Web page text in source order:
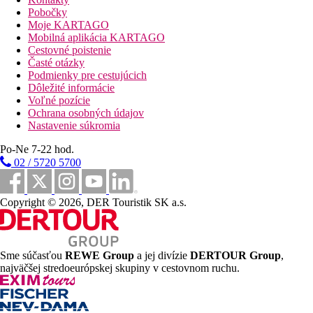
Ďalšie informácie:
Prijímame tieto platobné metódy: Euro/Master. Určité služby,
vybavenie či aktivity môžu byť ďalej spoplatnené.
Mestská/turistická daň sa platí na mieste.
Vzdialenosti
22 km
Vzdialenosť od najbližšieho letiska
800 m
Vzdialenosť k pláži
Pláž
Druh pláže
bazény
Ležadlá při bazéne
Slnečníky při bazéne
Pobočky
Moje KARTAGO
Mobilná aplikácia KARTAGO
Cestovné poistenie
Časté otázky
Podmienky pre cestujúcich
Dôležité informácie
Voľné pozície
Ochrana osobných údajov
Nastavenie súkromia
Po-Ne 7-22 hod.
02 / 5720 5700
Copyright © 2026, DER Touristik SK a.s.
Sme súčasťou REWE Group a jej divízie DERTOUR Group,
najväčšej stredoeurópskej skupiny v cestovnom ruchu.